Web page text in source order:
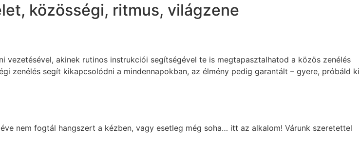
, közösségi, ritmus, világzene
akinek rutinos instrukciói segítségével te is megtapasztalhatod a közös zenélés
zenélés segít kikapcsolódni a mindennapokban, az élmény pedig garantált – gyere, próbáld ki
nem fogtál hangszert a kézben, vagy esetleg még soha… itt az alkalom! Várunk szeretettel